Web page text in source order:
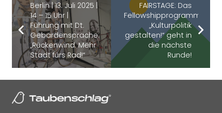
Berlin | 13. Juli 2025 |
14 – 15 Uhr |
Führung mit Dt.
Gebärdensprache:
„Rückenwind. Mehr
Stadt fürs Rad!“
FAIRSTAGE: Das
Fellowshipprogramm
„Kulturpolitik
gestalten!“ geht in
die nächste
Runde!